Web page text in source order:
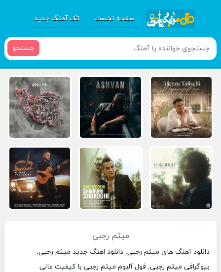
صفحه نخست تک آهنگ جدید
جستجو
میثم رجبی
دانلود آهنگ های میثم رجبی, دانلود اهنگ جدید میثم رجبی,
بیوگرافی میثم رجبی, فول آلبوم میثم رجبی با کیفیت عالی